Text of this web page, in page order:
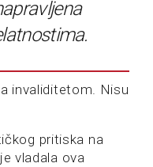
invaliditetom. Nisu
pritiska na
vladala ova